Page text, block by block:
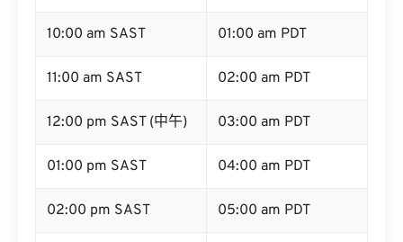
10:00 am SAST 01:00 am PDT
11:00 am SAST 02:00 am PDT
12:00 pm SAST (中午) 03:00 am PDT
01:00 pm SAST 04:00 am PDT
02:00 pm SAST 05:00 am PDT